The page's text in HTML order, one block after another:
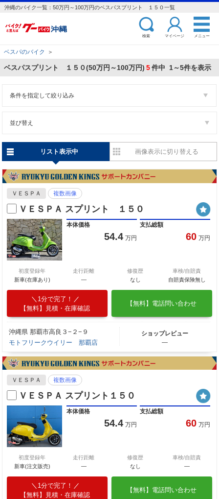
沖縄のバイク一覧：50万円～100万円のベスパスプリント １５０一覧
検索 マイページ メニュー
ベスパのバイク ＞
ベスパスプリント １５０(50万円～100万円) 5件中 1～5件を表示
条件を指定して絞り込み
並び替え
リスト表示中 画像表示に切り替える
ＶＥＳＰＡ 複数画像
ＶＥＳＰＡ スプリント １５０
本体価格
54.4 万円
支払総額
60 万円
初度登録年
新車(在庫あり)
走行距離
―
修復歴
なし
車検/自賠責
自賠責保険無し
1分で完了！
【無料】見積・在庫確認
【無料】電話問い合わせ
沖縄県 那覇市高良３−２−９
モトフリークウイリー 那覇店
ショップレビュー
―
ＶＥＳＰＡ 複数画像
ＶＥＳＰＡ スプリント１５０
本体価格
54.4 万円
支払総額
60 万円
初度登録年
新車(注文販売)
走行距離
―
修復歴
なし
車検/自賠責
―
1分で完了！
【無料】見積・在庫確認
【無料】電話問い合わせ